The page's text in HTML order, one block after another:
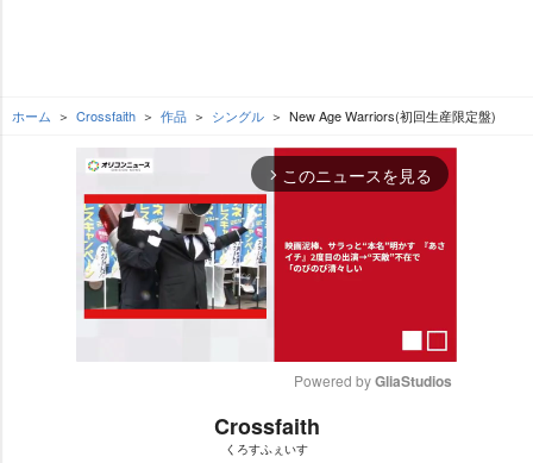
ホーム Crossfaith 作品 シングル New Age Warriors(初回生産限定盤)
arrow_forward_ios このニュースを見る
Powered by GliaStudios
Crossfaith
くろすふぇいす